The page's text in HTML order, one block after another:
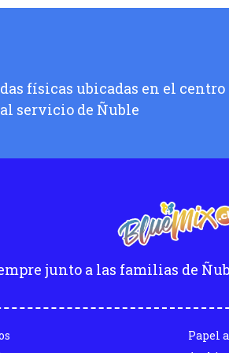
físicas ubicadas en el centro
servicio de Ñuble
junto a las familias de
Papel